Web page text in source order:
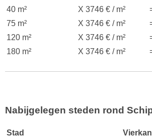
40 m²
X 3746 € / m²
75 m²
X 3746 € / m²
120 m²
X 3746 € / m²
180 m²
X 3746 € / m²
Nabijgelegen steden rond
Stad